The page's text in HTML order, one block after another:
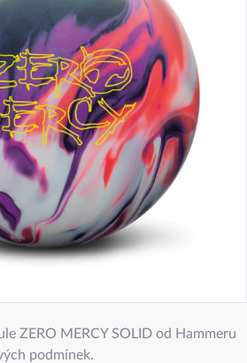
ZERO MERCY SOLID od Hammeru
podmínek.